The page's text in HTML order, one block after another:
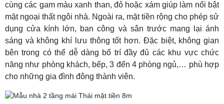
cùng các gam màu xanh than, đỏ hoặc xám giúp làm nổi bật
mặt ngoại thất ngôi nhà. Ngoài ra, mặt tiền rộng cho phép sử
dụng cửa kính lớn, ban công và sân trước mang lại ánh
sáng và không khí lưu thông tốt hơn. Đặc biệt, không gian
bên trong có thể dễ dàng bố trí đầy đủ các khu vực chức
năng như phòng khách, bếp, 3 đến 4 phòng ngủ,… phù hợp
cho những gia đình đông thành viên.